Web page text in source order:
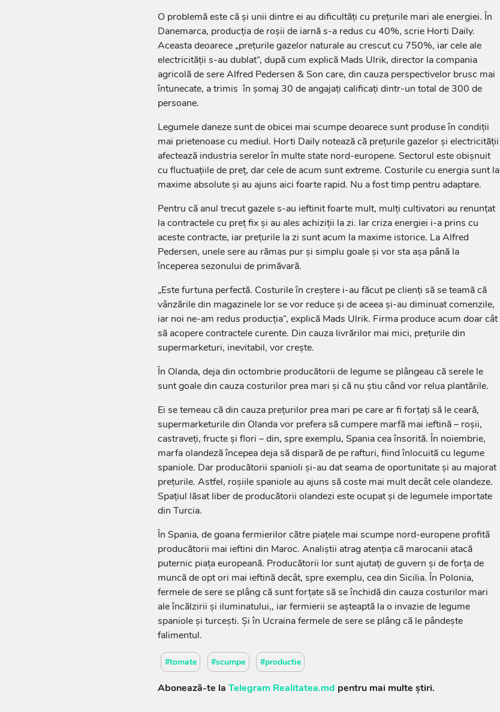
O problemă este că şi unii dintre ei au dificultăţi cu preţurile mari ale energiei. În
Danemarca, producţia de roşii de iarnă s-a redus cu 40%, scrie Horti Daily.
Aceasta deoarece „preţurile gazelor naturale au crescut cu 750%, iar cele ale
electricităţii s-au dublat“, după cum explică Mads Ulrik, director la compania
agricolă de sere Alfred Pedersen & Son care, din cauza perspectivelor brusc mai
întunecate, a trimis în şomaj 30 de angajaţi calificaţi dintr-un total de 300 de
persoane.
Legumele daneze sunt de obicei mai scumpe deoarece sunt produse în condiţii
mai prietenoase cu mediul. Horti Daily notează că preţurile gazelor şi electricităţii
afectează industria serelor în multe state nord-europene. Sectorul este obişnuit
cu fluctuaţiile de preţ, dar cele de acum sunt extreme. Costurile cu energia sunt la
maxime absolute şi au ajuns aici foarte rapid. Nu a fost timp pentru adaptare.
Pentru că anul trecut gazele s-au ieftinit foarte mult, mulţi cultivatori au renunţat
la contractele cu preţ fix şi au ales achiziţii la zi. Iar criza energiei i-a prins cu
aceste contracte, iar preţurile la zi sunt acum la maxime istorice. La Alfred
Pedersen, unele sere au rămas pur şi simplu goale şi vor sta aşa până la
începerea sezonului de primăvară.
„Este furtuna perfectă. Costurile în creştere i-au făcut pe clienţi să se teamă că
vânzările din magazinele lor se vor reduce şi de aceea şi-au diminuat comenzile,
iar noi ne-am redus producţia“, explică Mads Ulrik. Firma produce acum doar cât
să acopere contractele curente. Din cauza livrărilor mai mici, preţurile din
supermarketuri, inevitabil, vor creşte.
În Olanda, deja din octombrie producătorii de legume se plângeau că serele le
sunt goale din cauza costurilor prea mari şi că nu ştiu când vor relua plantările.
Ei se temeau că din cauza preţurilor prea mari pe care ar fi forţaţi să le ceară,
supermarketurile din Olanda vor prefera să cumpere marfă mai ieftină – roşii,
castraveţi, fructe şi flori – din, spre exemplu, Spania cea însorită. În noiembrie,
marfa olandeză începea deja să dispară de pe rafturi, fiind înlocuită cu legume
spaniole. Dar producătorii spanioli şi-au dat seama de oportunitate şi au majorat
preţurile. Astfel, roşiile spaniole au ajuns să coste mai mult decât cele olandeze.
Spaţiul lăsat liber de producătorii olandezi este ocupat şi de legumele importate
din Turcia.
În Spania, de goana fermierilor către piaţele mai scumpe nord-europene profită
producătorii mai ieftini din Maroc. Analiştii atrag atenţia că marocanii atacă
puternic piaţa europeană. Producătorii lor sunt ajutaţi de guvern şi de forţa de
muncă de opt ori mai ieftină decât, spre exemplu, cea din Sicilia. În Polonia,
fermele de sere se plâng că sunt forţate să se închidă din cauza costurilor mari
ale încălzirii şi iluminatului,, iar fermierii se aşteaptă la o invazie de legume
spaniole şi turceşti. Şi în Ucraina fermele de sere se plâng că le pândeşte
falimentul.
#tomate #scumpe #productie
Abonează-te la Telegram Realitatea.md pentru mai multe știri.